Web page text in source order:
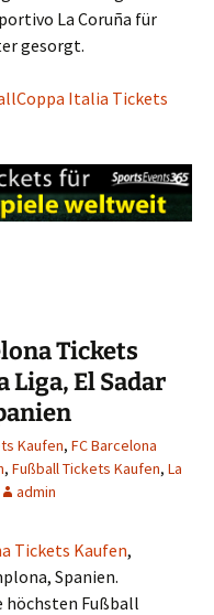
La Coruña für
gesorgt.
Italia Tickets
Tickets
Liga, El Sadar
Kaufen, FC Barcelona
, Fußball Tickets Kaufen, La
admin
Tickets Kaufen,
Spanien.
höchsten Fußball